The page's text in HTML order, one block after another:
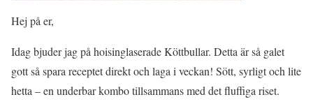
Hej på er,
Idag bjuder jag på hoisinglaserade Köttbullar. Detta är så galet
gott så spara receptet direkt och laga i veckan! Sött, syrligt och lite
hetta – en underbar kombo tillsammans med det fluffiga riset.